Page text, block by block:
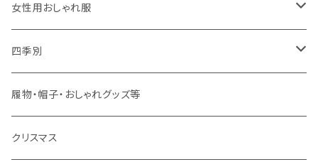
大人用
男の子用
春夏用
秋冬用
女の子用
春夏用
秋冬用
女性用おしゃれ服
ドレス
春夏用
秋冬用
四季別
春
夏
履物・帽子・おしゃれグッズ等
クリスマス